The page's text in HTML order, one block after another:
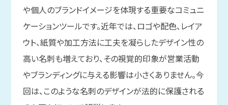
や個人のブランドイメージを体現する重要なコミュニ
ケーションツールです。近年では、ロゴや配色、レイア
ウト、紙質や加工方法に工夫を凝らしたデザイン性の
高い名刺も増えており、その視覚的印象が営業活動
やブランディングに与える影響は小さくありません。今
回は、このような名刺のデザインが法的に保護される